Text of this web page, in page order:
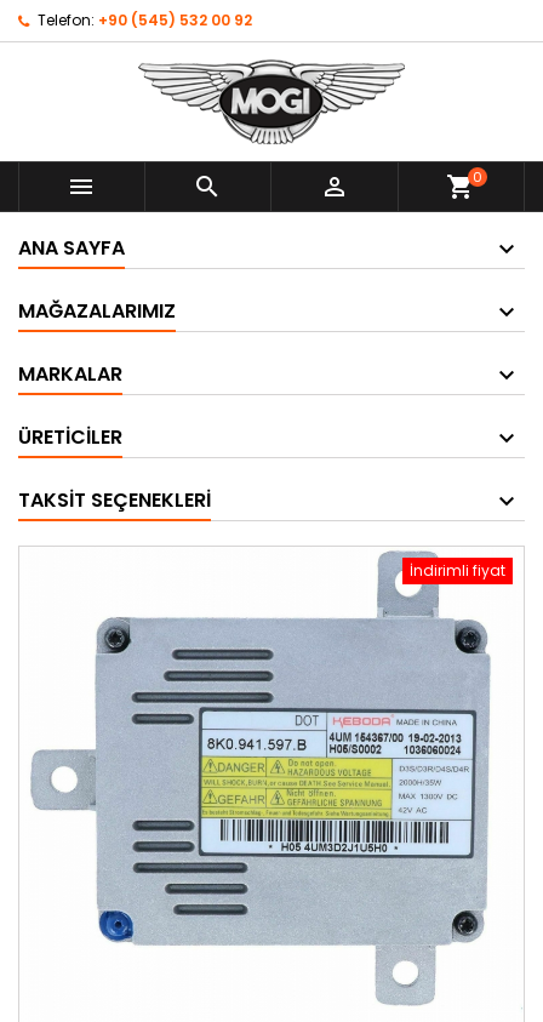
Telefon: +90 (545) 532 00 92
   shopping_cart0
ANA SAYFA
MAĞAZALARIMIZ
MARKALAR
ÜRETICILER
TAKSIT SEÇENEKLERI
İndirimli fiyat